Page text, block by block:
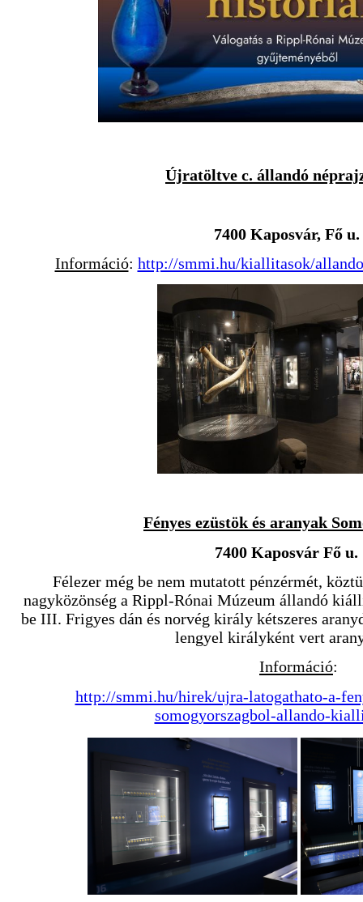
Újratöltve c. állandó
7400 Kaposvár, Fő u.
Információ: http://smmi.hu/kiallitasok/
Fényes ezüstök és aranyak
7400 Kaposvár Fő u.
Félezer még be nem mutatott pénzérmét,
nagyközönség a Rippl-Rónai Múzeum állandó
be III. Frigyes dán és norvég király kétszeres
lengyel királyként vert
Információ:
http://smmi.hu/hirek/ujra-latogathato-a-
somogyorszagbol-allando-